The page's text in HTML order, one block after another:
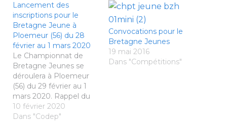
Lancement des
inscriptions pour le
Bretagne Jeune à
Ploemeur (56) du 28
février au 1 mars 2020
Le Championnat de
Bretagne Jeunes se
déroulera à Ploemeur
(56) du 29 février au 1
mars 2020. Rappel du
Règlement de la
Compétition Le
10 février 2020
Dans "Codep"
Convocations pour le
Bretagne Jeunes
19 mai 2016
Dans "Compétitions"